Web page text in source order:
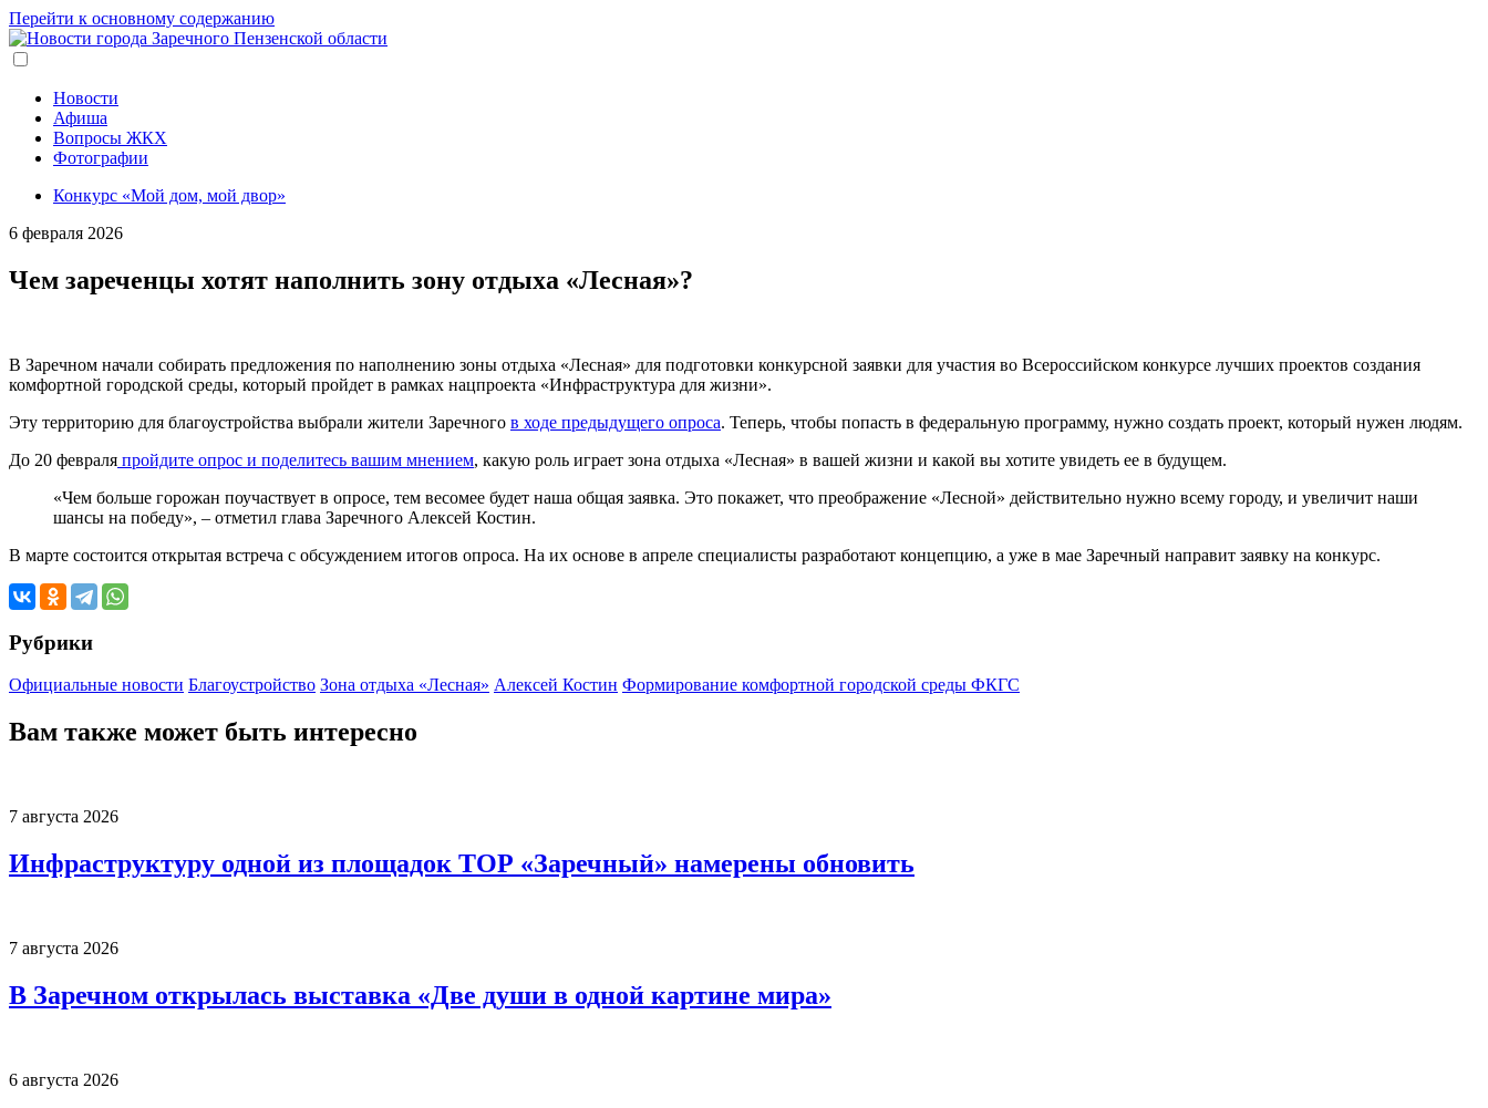
Перейти к основному содержанию
Новости
Афиша
Вопросы ЖКХ
Фотографии
Конкурс «Мой дом, мой двор»
6 февраля 2026
Чем зареченцы хотят наполнить зону отдыха «Лесная»?
В Заречном начали собирать предложения по наполнению зоны отдыха «Лесная» для подготовки конкурсной заявки для участия во Всероссийском конкурсе лучших проектов создания
комфортной городской среды, который пройдет в рамках нацпроекта «Инфраструктура для жизни».
Эту территорию для благоустройства выбрали жители Заречного в ходе предыдущего опроса. Теперь, чтобы попасть в федеральную программу, нужно создать проект, который нужен людям.
До 20 февраля пройдите опрос и поделитесь вашим мнением, какую роль играет зона отдыха «Лесная» в вашей жизни и какой вы хотите увидеть ее в будущем.
«Чем больше горожан поучаствует в опросе, тем весомее будет наша общая заявка. Это покажет, что преображение «Лесной» действительно нужно всему городу, и увеличит наши
шансы на победу», – отметил глава Заречного Алексей Костин.
В марте состоится открытая встреча с обсуждением итогов опроса. На их основе в апреле специалисты разработают концепцию, а уже в мае Заречный направит заявку на конкурс.
Рубрики
Официальные новости Благоустройство Зона отдыха «Лесная» Алексей Костин Формирование комфортной городской среды ФКГС
Вам также может быть интересно
7 августа 2026
Инфраструктуру одной из площадок ТОР «Заречный» намерены обновить
7 августа 2026
В Заречном открылась выставка «Две души в одной картине мира»
6 августа 2026